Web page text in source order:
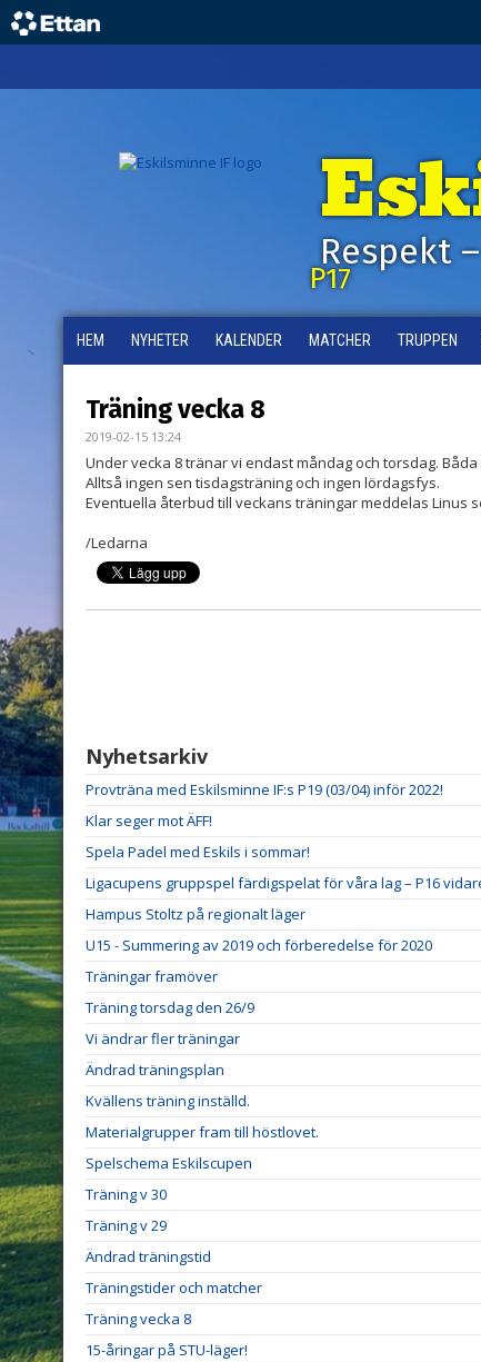
Respekt
P17
HEM NYHETER KALENDER MATCHER TRUPPEN
Träning vecka 8
2019-02-15 13:24
Under vecka 8 tränar vi endast måndag och torsdag.
Alltså ingen sen tisdagsträning och ingen lördagsfys.
Eventuella återbud till veckans träningar meddelas Linus
/Ledarna
Nyhetsarkiv
Provträna med Eskilsminne IF:s P19 (03/04) inför 2022!
Klar seger mot ÄFF!
Spela Padel med Eskils i sommar!
Ligacupens gruppspel färdigspelat för våra lag – P16
Hampus Stoltz på regionalt läger
U15 - Summering av 2019 och förberedelse för 2020
Träningar framöver
Träning torsdag den 26/9
Vi ändrar fler träningar
Ändrad träningsplan
Kvällens träning inställd.
Materialgrupper fram till höstlovet.
Spelschema Eskilscupen
Träning v 30
Träning v 29
Ändrad träningstid
Träningstider och matcher
Träning vecka 8
15-åringar på STU-läger!